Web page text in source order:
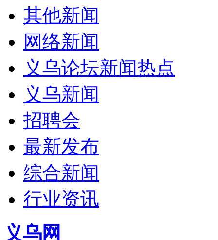
其他新闻
网络新闻
义乌论坛新闻热点
义乌新闻
招聘会
最新发布
综合新闻
行业资讯
义乌网